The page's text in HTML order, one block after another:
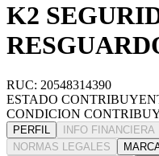
K2
RUC: 20548314390
ESTADO
CONDICION
PERFIL INFO FINANCIERA
NORMAS LEGALES